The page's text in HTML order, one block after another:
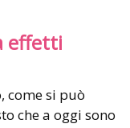
effetti
come si può
che a oggi sono